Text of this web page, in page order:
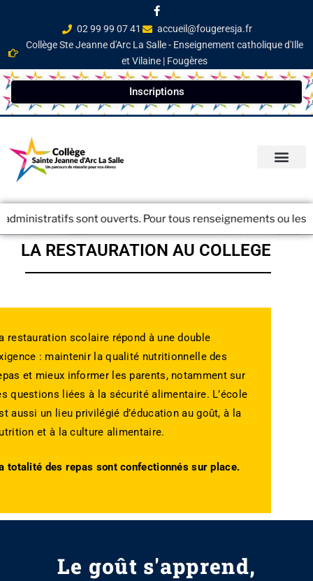
02 99 99 07 41
accueil@fougeresja.fr
Collège Ste Jeanne d'Arc La Salle - Enseignement catholique d'Ille
et Vilaine | Fougères
Inscriptions
sont ouverts. Pour tous renseignements ou les
LA RESTAURATION AU COLLEGE
restauration scolaire répond à une double
: maintenir la qualité nutritionnelle des
et mieux informer les parents, notamment sur
questions liées à la sécurité alimentaire. L’école
aussi un lieu privilégié d’éducation au goût, à la
et à la culture alimentaire.
totalité des repas sont confectionnés sur place.
Le goût s'apprend,